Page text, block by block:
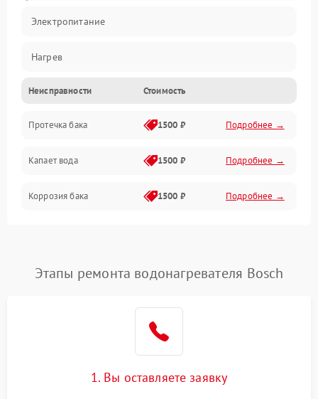
Электропитание
Нагрев
Датчики
Механика
Неисправности Стоимость
Протечка бака 1500 ₽ Подробнее →
Капает вода 1500 ₽ Подробнее →
Коррозия бака 1500 ₽ Подробнее →
Этапы ремонта водонагревателя Bosch
1. Вы оставляете заявку